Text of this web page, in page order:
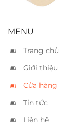
MENU
Trang chủ
Giới thiệu
Cửa hàng
Tin tức
Liên hệ